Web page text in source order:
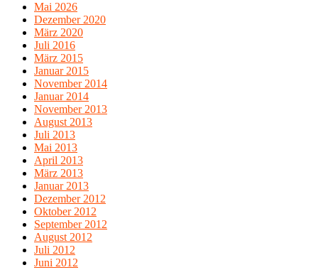
Mai 2026
Dezember 2020
März 2020
Juli 2016
März 2015
Januar 2015
November 2014
Januar 2014
November 2013
August 2013
Juli 2013
Mai 2013
April 2013
März 2013
Januar 2013
Dezember 2012
Oktober 2012
September 2012
August 2012
Juli 2012
Juni 2012